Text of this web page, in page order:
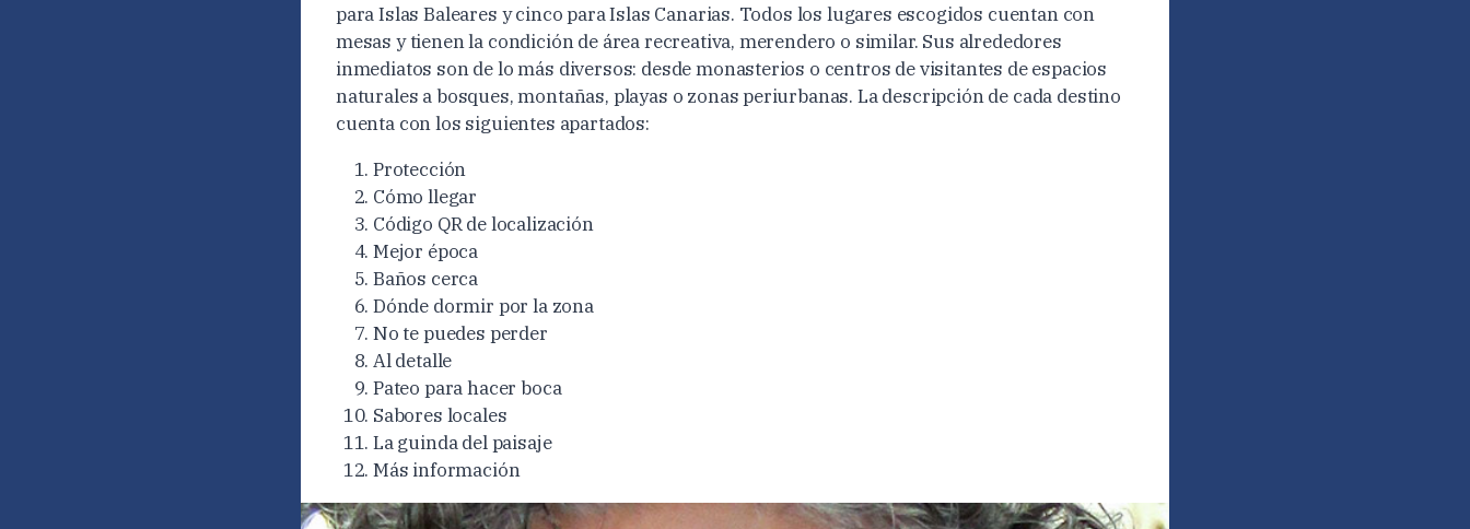
para Islas Baleares y cinco para Islas Canarias. Todos los lugares escogidos cuentan con
mesas y tienen la condición de área recreativa, merendero o similar. Sus alrededores
inmediatos son de lo más diversos: desde monasterios o centros de visitantes de espacios
naturales a bosques, montañas, playas o zonas periurbanas. La descripción de cada destino
cuenta con los siguientes apartados:
Protección
Cómo llegar
Código QR de localización
Mejor época
Baños cerca
Dónde dormir por la zona
No te puedes perder
Al detalle
Pateo para hacer boca
Sabores locales
La guinda del paisaje
Más información